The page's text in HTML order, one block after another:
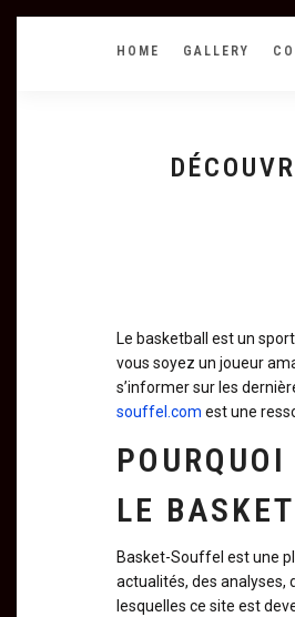
HOME GALLERY
Le basketball est un
vous soyez un joueur
s’informer sur les
souffel.com est une
LE
Basket-Souffel est une
actualités, des analyses,
lesquelles ce site est